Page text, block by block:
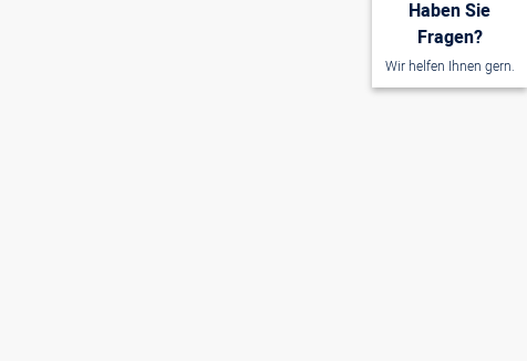
Haben Sie
Fragen?
Wir helfen Ihnen gern.